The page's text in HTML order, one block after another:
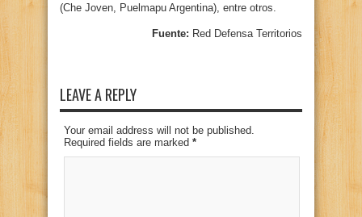
(Che Joven, Puelmapu Argentina), entre otros.
Fuente: Red Defensa Territorios
LEAVE A REPLY
Your email address will not be published.
Required fields are marked *